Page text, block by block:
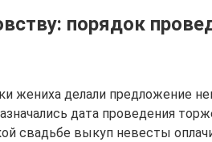
порядок
жениха делали предложение
дата проведения
свадьбе выкуп невесты